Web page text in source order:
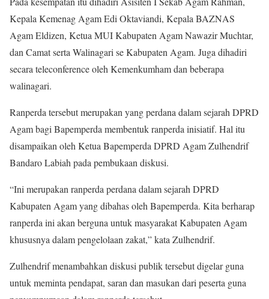
Kepala Kemenag Agam Edi Oktaviandi, Kepala BAZNAS
Agam Eldizen, Ketua MUI Kabupaten Agam Nawazir Muchtar,
dan Camat serta Walinagari se Kabupaten Agam. Juga dihadiri
secara teleconference oleh Kemenkumham dan beberapa
walinagari.
Ranperda tersebut merupakan yang perdana dalam sejarah DPRD
Agam bagi Bapemperda membentuk ranperda inisiatif. Hal itu
disampaikan oleh Ketua Bapemperda DPRD Agam Zulhendrif
Bandaro Labiah pada pembukaan diskusi.
“Ini merupakan ranperda perdana dalam sejarah DPRD
Kabupaten Agam yang dibahas oleh Bapemperda. Kita berharap
ranperda ini akan berguna untuk masyarakat Kabupaten Agam
khususnya dalam pengelolaan zakat,” kata Zulhendrif.
Zulhendrif menambahkan diskusi publik tersebut digelar guna
untuk meminta pendapat, saran dan masukan dari peserta guna